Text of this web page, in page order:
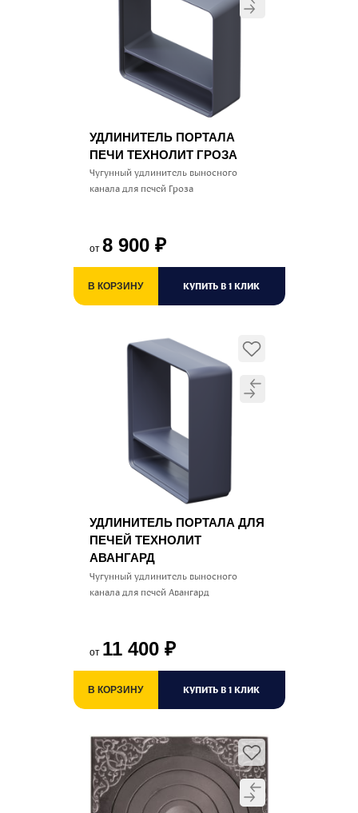
УДЛИНИТЕЛЬ ПОРТАЛА
ПЕЧИ ТЕХНОЛИТ ГРОЗА
Чугунный удлинитель выносного
канала для печей Гроза
от 8 900 ₽
В КОРЗИНУ КУПИТЬ В 1 КЛИК
УДЛИНИТЕЛЬ ПОРТАЛА ДЛЯ
ПЕЧЕЙ ТЕХНОЛИТ
АВАНГАРД
Чугунный удлинитель выносного
канала для печей Авангард
от 11 400 ₽
В КОРЗИНУ КУПИТЬ В 1 КЛИК